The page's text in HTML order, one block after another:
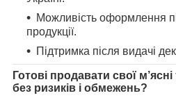
Можливість оформлення
продукції.
Підтримка після видачі
Готові продавати свої
без ризиків і обмежень?